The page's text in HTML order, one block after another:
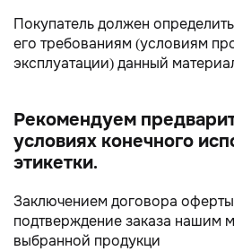
Покупатель должен
его требованиям (условиям
эксплуатации) данный
Рекомендуем
условиях конечного
этикетки.
Заключением договора оферты
подтверждение заказа нашим
выбранной продукци